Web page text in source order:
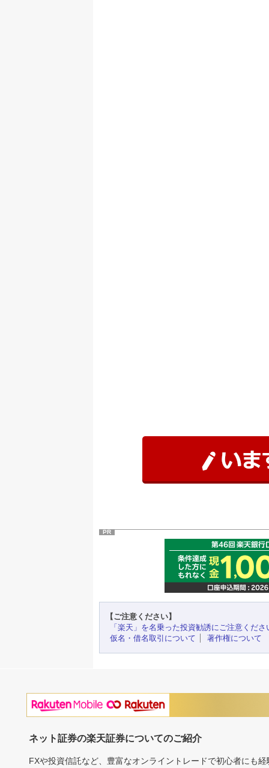
PR
【ご注意ください】
「楽天」を名乗った投資勧誘にご注意くださ
仮名・借名取引について
著作権について
ネット証券の楽天証券についてのご紹介
FXや投資信託など、豊富なオンライントレードで初心者にも